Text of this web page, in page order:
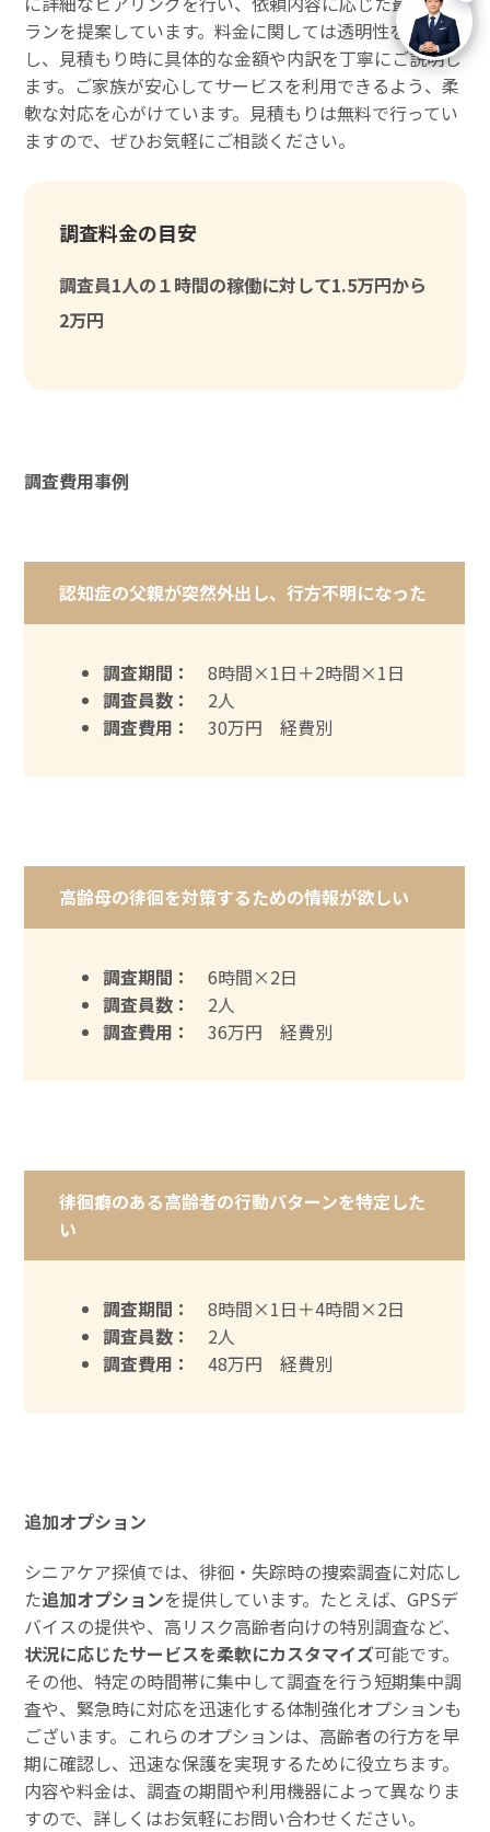
ランを提案しています。料金に関しては透明性を重視
し、見積もり時に具体的な金額や内訳を丁寧にご説明し
ます。ご家族が安心してサービスを利用できるよう、柔
軟な対応を心がけています。見積もりは無料で行ってい
ますので、ぜひお気軽にご相談ください。
調査料金の目安
調査員1人の１時間の稼働に対して1.5万円から
2万円
調査費用事例
認知症の父親が突然外出し、行方不明になった
調査期間：
8時間×1日＋2時間×1日
調査員数：
2人
調査費用：
30万円 経費別
高齢母の徘徊を対策するための情報が欲しい
調査期間：
6時間×2日
調査員数：
2人
調査費用：
36万円 経費別
徘徊癖のある高齢者の行動パターンを特定した
い
調査期間：
8時間×1日＋4時間×2日
調査員数：
2人
調査費用：
48万円 経費別
追加オプション
シニアケア探偵では、徘徊・失踪時の捜索調査に対応し
た追加オプションを提供しています。たとえば、GPSデ
バイスの提供や、高リスク高齢者向けの特別調査など、
状況に応じたサービスを柔軟にカスタマイズ可能です。
その他、特定の時間帯に集中して調査を行う短期集中調
査や、緊急時に対応を迅速化する体制強化オプションも
ございます。これらのオプションは、高齢者の行方を早
期に確認し、迅速な保護を実現するために役立ちます。
内容や料金は、調査の期間や利用機器によって異なりま
すので、詳しくはお気軽にお問い合わせください。